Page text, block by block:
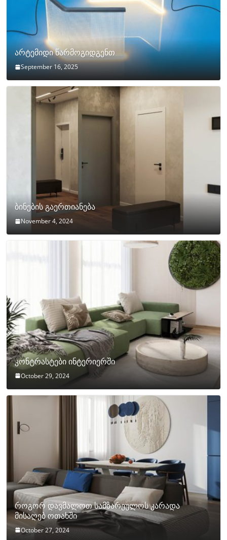
არტემიდი წარმოგიდგენთ
September 16, 2025
ბინების გაერთიანება
November 4, 2024
კონტრასტები ინტერიერში
October 29, 2024
როგორ დავმალოთ სამზარეულოს კარადა
მისაღებ ოთახში
October 27, 2024